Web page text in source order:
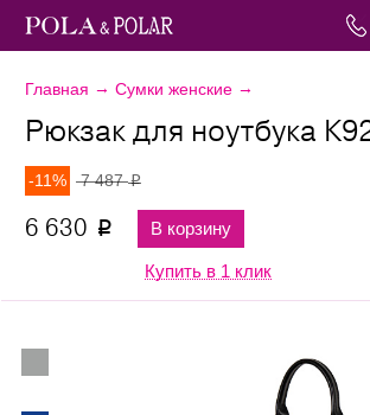
Главная → Сумки женские →
Рюкзак для ноутбука
-11% 7 487p
6 630 p В корзину
Купить в 1 клик